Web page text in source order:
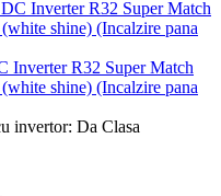
R32 Super Match
shine) (Incalzire pana
invertor: Da Clasa